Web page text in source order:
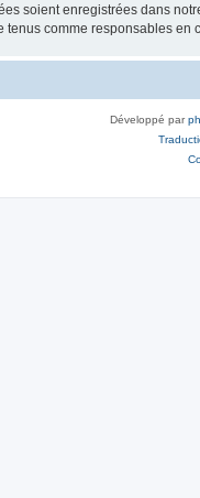
soient enregistrées dans
comme responsables
Développé par